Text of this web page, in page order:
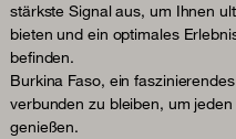
stärkste Signal aus, um Ihnen
bieten und ein optimales
befinden.
Burkina Faso, ein
verbunden zu bleiben, um
genießen.